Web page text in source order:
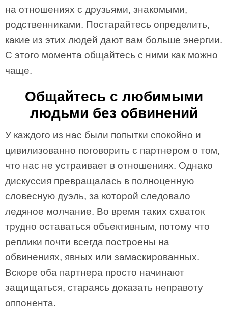
на отношениях с друзьями, знакомыми,
родственниками. Постарайтесь определить,
какие из этих людей дают вам больше энергии.
С этого момента общайтесь с ними как можно
чаще.
Общайтесь с любимыми
людьми без обвинений
У каждого из нас были попытки спокойно и
цивилизованно поговорить с партнером о том,
что нас не устраивает в отношениях. Однако
дискуссия превращалась в полноценную
словесную дуэль, за которой следовало
ледяное молчание. Во время таких схваток
трудно оставаться объективным, потому что
реплики почти всегда построены на
обвинениях, явных или замаскированных.
Вскоре оба партнера просто начинают
защищаться, стараясь доказать неправоту
оппонента.